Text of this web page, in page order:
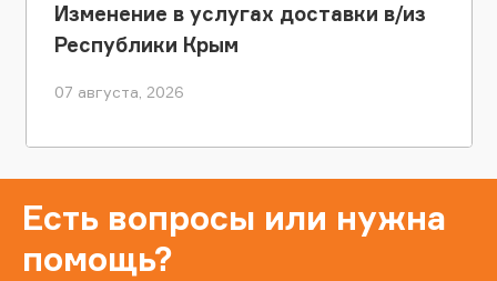
Изменение в услугах доставки в/из
Республики Крым
07 августа, 2026
Есть вопросы или нужна
помощь?